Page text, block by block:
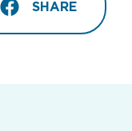
SHARE